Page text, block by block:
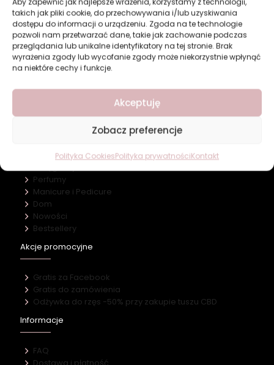
takich jak pliki cookie, do przechowywania i/lub uzyskiwania
dostępu do informacji o urządzeniu. Zgoda na te technologie
pozwoli nam przetwarzać dane, takie jak zachowanie podczas
przeglądania lub unikalne identyfikatory na tej stronie. Brak
wyrażenia zgody lub wycofanie zgody może niekorzystnie wpłynąć
na niektóre cechy i funkcje.
Akceptuję
Zobacz preferencje
Polityka CookiesPolityka prywatnościKontakt
Revers Cosmetics
Makijaż
Perfumy
Manicure i Pedicure
Dom
Nowości
Bestsellery
Akcje promocyjne
Gratis za Facebook
Gratis do zamówienia
Odżywka do rzęs -50% przy zakupie tuszu CBD
Informacje
FAQ